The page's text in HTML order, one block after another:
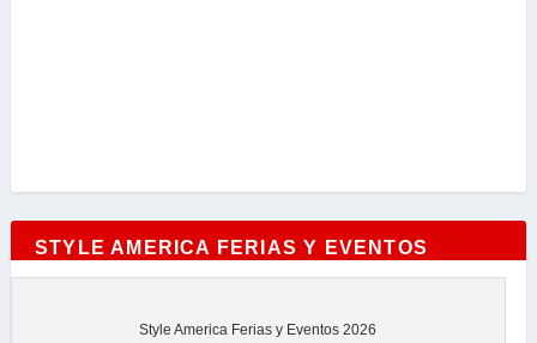
STYLE AMERICA FERIAS Y EVENTOS
Style America Ferias y Eventos 2026